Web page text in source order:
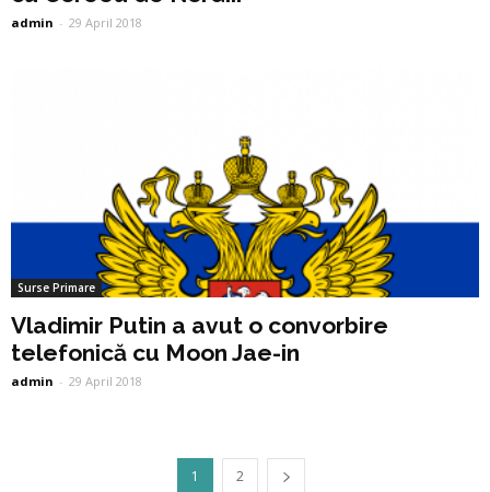
admin - 29 April 2018
Surse Primare
Vladimir Putin a avut o convorbire
telefonică cu Moon Jae-in
admin - 29 April 2018
1 2